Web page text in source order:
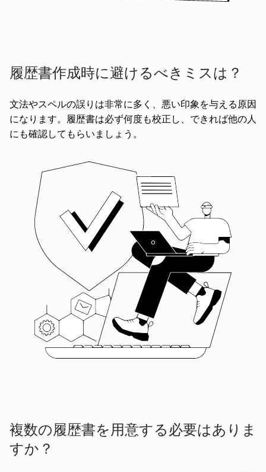
履歴書作成時に避けるべきミスは？
文法やスペルの誤りは非常に多く、悪い印象を与える原因
になります。履歴書は必ず何度も校正し、できれば他の人
にも確認してもらいましょう。
複数の履歴書を用意する必要はありま
すか？